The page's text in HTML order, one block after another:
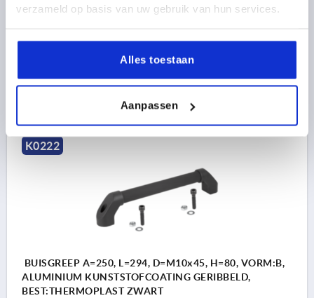
verzameld op basis van uw gebruik van hun services.
Alles toestaan
Aanpassen
OPPERVLAK BASISLICHAAM=GESLEPEN EN GEËLOXEERD
25,50 €
K0222
BUISGREEP A=250, L=294, D=M10x45, H=80, VORM:B,
ALUMINIUM KUNSTSTOFCOATING GERIBBELD,
BEST:THERMOPLAST ZWART